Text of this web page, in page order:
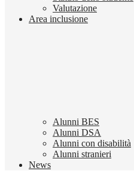
Valutazione
Area inclusione
Alunni BES
Alunni DSA
Alunni con disabilità
Alunni stranieri
News